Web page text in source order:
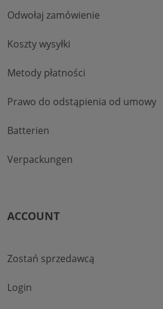
Odwołaj zamówienie
Koszty wysyłki
Metody płatności
Prawo do odstąpienia od umowy
Batterien
Verpackungen
ACCOUNT
Zostań sprzedawcą
Login